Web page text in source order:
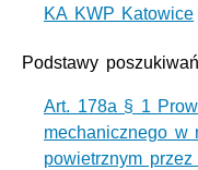
KA KWP Katowice
Podstawy
Art. 178a § 1
mechanicznego w
powietrznym